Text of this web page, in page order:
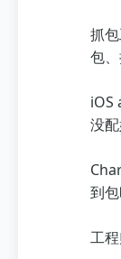
抓
包
iOS
没
到
工